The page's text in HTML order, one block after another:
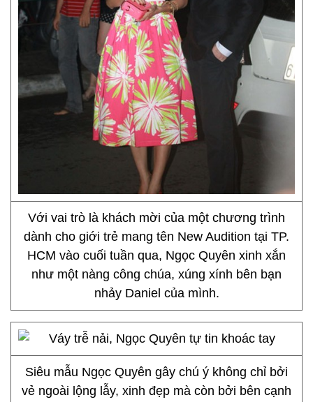
Với vai trò là khách mời của một chương trình
dành cho giới trẻ mang tên New Audition tại TP.
HCM vào cuối tuần qua, Ngọc Quyên xinh xắn
như một nàng công chúa, xúng xính bên bạn
nhảy Daniel của mình.
Siêu mẫu Ngọc Quyên gây chú ý không chỉ bởi
vẻ ngoài lộng lẫy, xinh đẹp mà còn bởi bên cạnh